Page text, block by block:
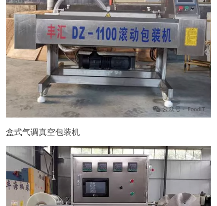
盒式气调真空包装机